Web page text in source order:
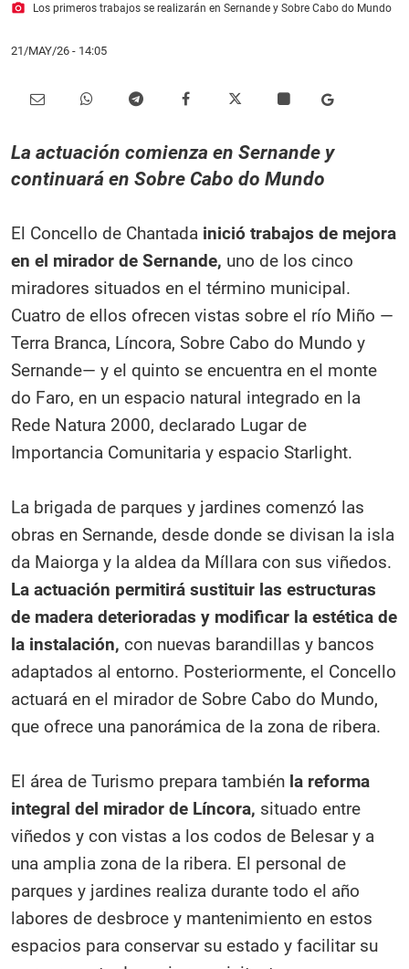
photo_camera Los primeros trabajos se realizarán en Sernande y Sobre Cabo do Mundo
21/MAY/26 - 14:05
La actuación comienza en Sernande y
continuará en Sobre Cabo do Mundo
El Concello de Chantada inició trabajos de mejora
en el mirador de Sernande, uno de los cinco
miradores situados en el término municipal.
Cuatro de ellos ofrecen vistas sobre el río Miño —
Terra Branca, Líncora, Sobre Cabo do Mundo y
Sernande— y el quinto se encuentra en el monte
do Faro, en un espacio natural integrado en la
Rede Natura 2000, declarado Lugar de
Importancia Comunitaria y espacio Starlight.
La brigada de parques y jardines comenzó las
obras en Sernande, desde donde se divisan la isla
da Maiorga y la aldea da Míllara con sus viñedos.
La actuación permitirá sustituir las estructuras
de madera deterioradas y modificar la estética de
la instalación, con nuevas barandillas y bancos
adaptados al entorno. Posteriormente, el Concello
actuará en el mirador de Sobre Cabo do Mundo,
que ofrece una panorámica de la zona de ribera.
El área de Turismo prepara también la reforma
integral del mirador de Líncora, situado entre
viñedos y con vistas a los codos de Belesar y a
una amplia zona de la ribera. El personal de
parques y jardines realiza durante todo el año
labores de desbroce y mantenimiento en estos
espacios para conservar su estado y facilitar su